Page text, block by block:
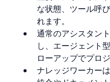
な状態、ツール呼
れます。
通常のアシスタン
し、エージェント
ローアップでプロ
ナレッジワーカー